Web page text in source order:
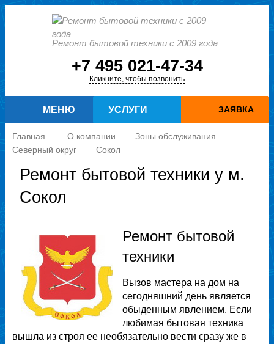
Ремонт бытовой техники с 2009 года
+7 495 021-47-34
Кликните, чтобы позвонить
УСЛУГИ
МЕНЮ ЗАЯВКА
Главная О компании
Зоны обслуживания
Северный округ
Сокол
Ремонт бытовой техники у м.
Сокол
Ремонт бытовой
техники
Вызов мастера на дом на
сегодняшний день является
обыденным явлением. Если
любимая бытовая техника
вышла из строя ее необязательно вести сразу же в